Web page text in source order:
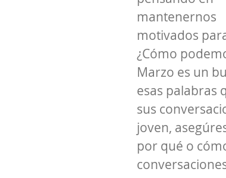
mantenernos
motivados
¿Cómo
Marzo es un
esas palabras
sus
joven,
por qué o